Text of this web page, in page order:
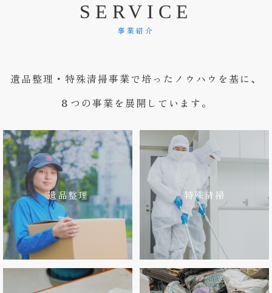
S E RV I C E
事業紹介
遺品整理・特殊清掃事業で培ったノウハウを基に、
８つの事業を展開しています。
遺品整理 特殊清掃